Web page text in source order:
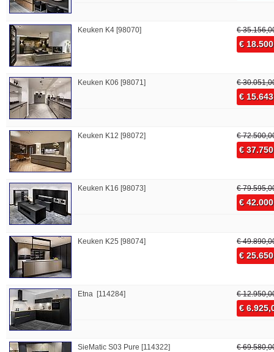
Keuken K4 [98070] €
€
Keuken K06 [98071] €
€
Keuken K12 [98072] €
€
Keuken K16 [98073] €
€
Keuken K25 [98074] €
€
Etna [114284] €
€
SieMatic S03 Pure [114322] €